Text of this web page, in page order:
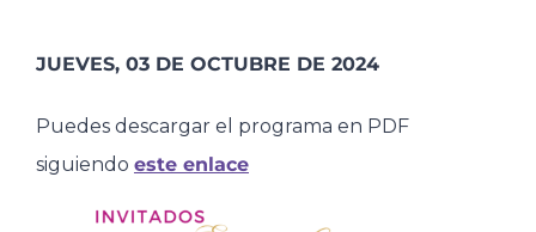
JUEVES, 03 DE OCTUBRE DE 2024
Puedes descargar el programa en PDF
siguiendo este enlace